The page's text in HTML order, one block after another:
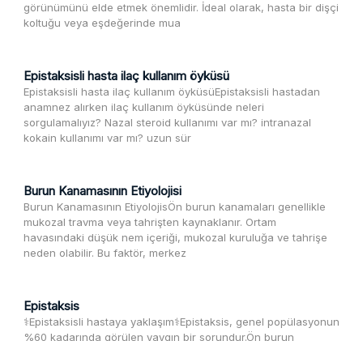
görünümünü elde etmek önemlidir. İdeal olarak, hasta bir dişçi
koltuğu veya eşdeğerinde mua
Epistaksisli hasta ilaç kullanım öyküsü
Epistaksisli hasta ilaç kullanım öyküsüEpistaksisli hastadan
anamnez alırken ilaç kullanım öyküsünde neleri
sorgulamalıyız? Nazal steroid kullanımı var mı? intranazal
kokain kullanımı var mı? uzun sür
Burun Kanamasının Etiyolojisi
Burun Kanamasının EtiyolojisÖn burun kanamaları genellikle
mukozal travma veya tahrişten kaynaklanır. Ortam
havasındaki düşük nem içeriği, mukozal kuruluğa ve tahrişe
neden olabilir. Bu faktör, merkez
Epistaksis
‍⚕️Epistaksisli hastaya yaklaşım‍⚕️Epistaksis, genel popülasyonun
%60 kadarında görülen yaygın bir sorundur.Ön burun